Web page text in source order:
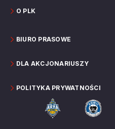
O PLK
BIURO PRASOWE
DLA AKCJONARIUSZY
POLITYKA PRYWATNOŚCI